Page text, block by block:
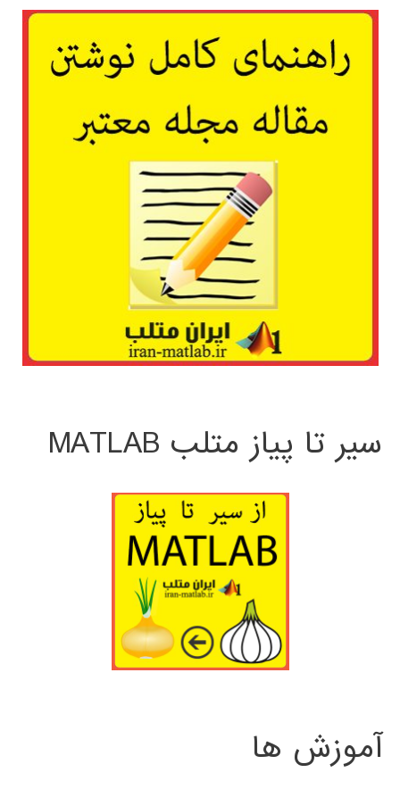
سیر تا پیاز متلب MATLAB
آموزش ها